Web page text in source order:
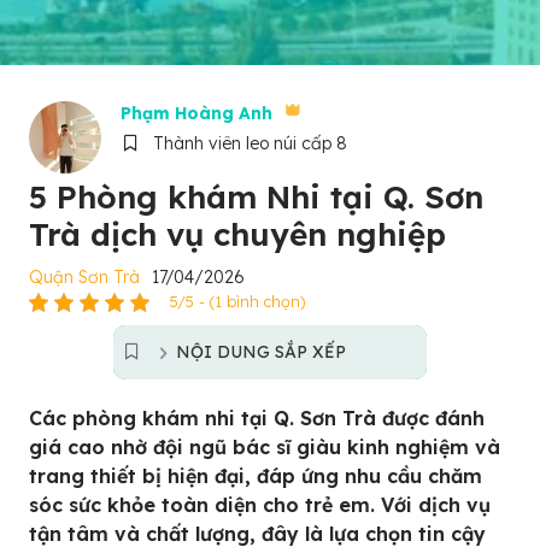
Phạm Hoàng Anh
Thành viên leo núi cấp 8
5 Phòng khám Nhi tại Q. Sơn
Trà dịch vụ chuyên nghiệp
Quận Sơn Trà 17/04/2026
5/5 - (1 bình chọn)
NỘI DUNG SẮP XẾP
Các phòng khám nhi tại Q. Sơn Trà được đánh
giá cao nhờ đội ngũ bác sĩ giàu kinh nghiệm và
trang thiết bị hiện đại, đáp ứng nhu cầu chăm
sóc sức khỏe toàn diện cho trẻ em. Với dịch vụ
tận tâm và chất lượng, đây là lựa chọn tin cậy